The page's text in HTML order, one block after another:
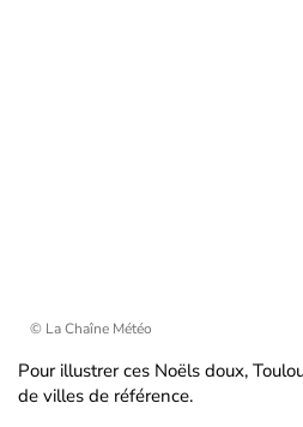
© La Chaîne Météo
Pour illustrer ces Noëls doux,
de villes de référence.